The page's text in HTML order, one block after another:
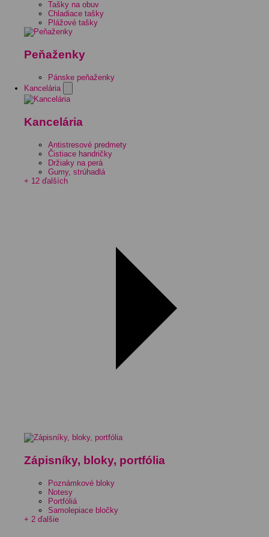
Tašky na obuv
Chladiace tašky
Plážové tašky
Peňaženky
Pánske peňaženky
Kancelária
Kancelária
Antistresové predmety
Čistiace handričky
Držiaky na perá
Gumy, strúhadlá
+ 12 ďalších
Zápisníky, bloky, portfólia
Poznámkové bloky
Notesy
Portfóliá
Samolepiace bločky
+ 2 ďalšie